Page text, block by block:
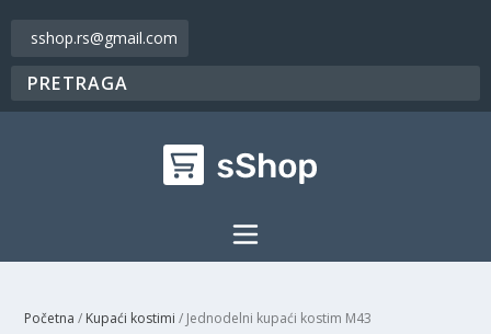
sshop.rs@gmail.com
Početna / Kupaći kostimi / Jednodelni kupaći kostim M43